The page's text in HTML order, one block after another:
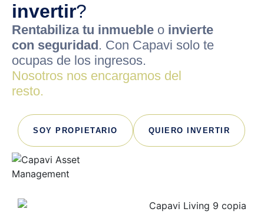
invertir?
Rentabiliza tu inmueble o invierte
con seguridad. Con Capavi solo te
ocupas de los ingresos.
Nosotros nos encargamos del
resto.
SOY PROPIETARIO QUIERO INVERTIR